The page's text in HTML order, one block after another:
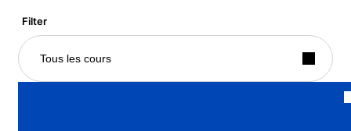
Filter
Tous les cours